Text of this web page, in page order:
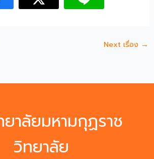
Next เรื่อง →
ยาลัยมหามกุฏราช
วิทยาลัย